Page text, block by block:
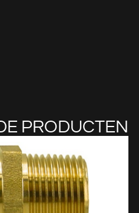
PRODUCTEN